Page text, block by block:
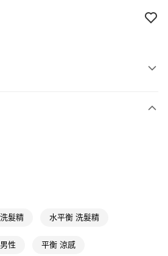
髮精 水平衡 洗髮精
性 平衡 涼感